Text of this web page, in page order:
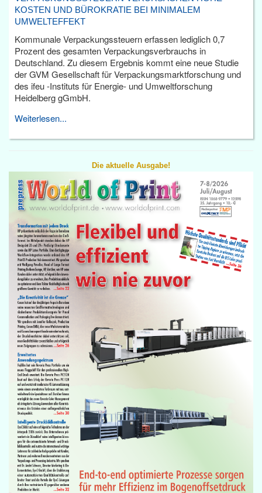
KOSTEN UND BÜROKRATIE BEI MINIMALEM
UMWELTEFFEKT
Kommunale Verpackungssteuern erfassen lediglich 0,7
Prozent des gesamten Verpackungsverbrauchs in
Deutschland. Zu diesem Ergebnis kommt eine neue Studie
der GVM Gesellschaft für Verpackungsmarktforschung und
des ifeu -Instituts für Energie- und Umweltforschung
Heidelberg gGmbH.
Weiterlesen...
Die aktuelle Ausgabe!